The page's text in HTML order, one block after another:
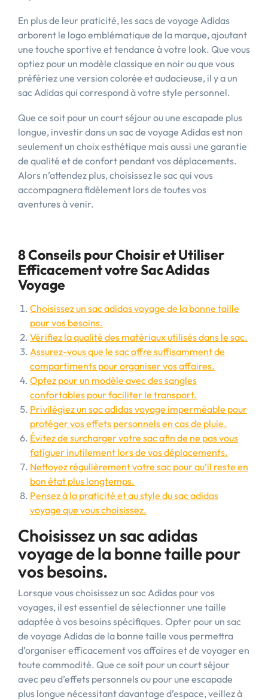
En plus de leur praticité, les sacs de voyage Adidas
arborent le logo emblématique de la marque, ajoutant
une touche sportive et tendance à votre look. Que vous
optiez pour un modèle classique en noir ou que vous
préfériez une version colorée et audacieuse, il y a un
sac Adidas qui correspond à votre style personnel.
Que ce soit pour un court séjour ou une escapade plus
longue, investir dans un sac de voyage Adidas est non
seulement un choix esthétique mais aussi une garantie
de qualité et de confort pendant vos déplacements.
Alors n’attendez plus, choisissez le sac qui vous
accompagnera fidèlement lors de toutes vos
aventures à venir.
8 Conseils pour Choisir et Utiliser
Efficacement votre Sac Adidas
Voyage
Choisissez un sac adidas voyage de la bonne taille
pour vos besoins.
Vérifiez la qualité des matériaux utilisés dans le sac.
Assurez-vous que le sac offre suffisamment de
compartiments pour organiser vos affaires.
Optez pour un modèle avec des sangles
confortables pour faciliter le transport.
Privilégiez un sac adidas voyage imperméable pour
protéger vos effets personnels en cas de pluie.
Évitez de surcharger votre sac afin de ne pas vous
fatiguer inutilement lors de vos déplacements.
Nettoyez régulièrement votre sac pour qu’il reste en
bon état plus longtemps.
Pensez à la praticité et au style du sac adidas
voyage que vous choisissez.
Choisissez un sac adidas
voyage de la bonne taille pour
vos besoins.
Lorsque vous choisissez un sac Adidas pour vos
voyages, il est essentiel de sélectionner une taille
adaptée à vos besoins spécifiques. Opter pour un sac
de voyage Adidas de la bonne taille vous permettra
d’organiser efficacement vos affaires et de voyager en
toute commodité. Que ce soit pour un court séjour
avec peu d’effets personnels ou pour une escapade
plus longue nécessitant davantage d’espace, veillez à